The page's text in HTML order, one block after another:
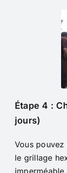
Étape 4 :
jours)
Vous
le grillage